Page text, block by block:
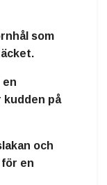
som
en
kudden på
och
en